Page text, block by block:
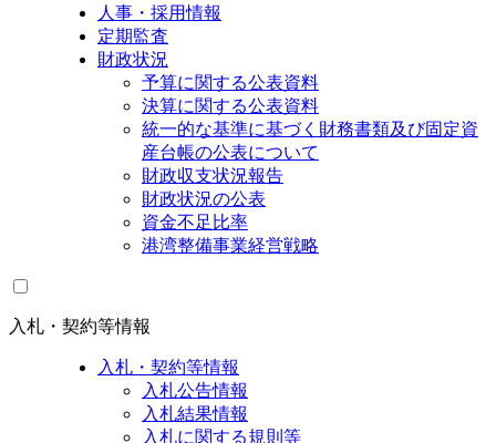
人事・採用情報
定期監査
財政状況
予算に関する公表資料
決算に関する公表資料
統一的な基準に基づく財務書類及び固定資
産台帳の公表について
財政収支状況報告
財政状況の公表
資金不足比率
港湾整備事業経営戦略
入札・契約等情報
入札・契約等情報
入札公告情報
入札結果情報
入札に関する規則等